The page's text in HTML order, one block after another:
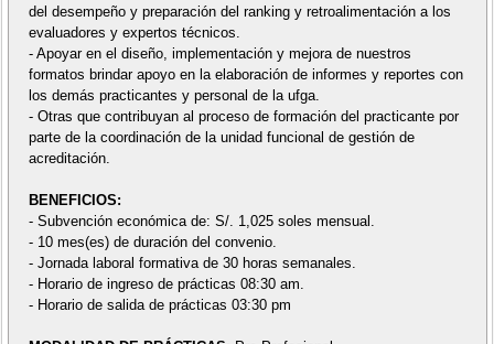
del desempeño y preparación del ranking y retroalimentación a los
evaluadores y expertos técnicos.
- Apoyar en el diseño, implementación y mejora de nuestros
formatos brindar apoyo en la elaboración de informes y reportes con
los demás practicantes y personal de la ufga.
- Otras que contribuyan al proceso de formación del practicante por
parte de la coordinación de la unidad funcional de gestión de
acreditación.
BENEFICIOS:
- Subvención económica de: S/. 1,025 soles mensual.
- 10 mes(es) de duración del convenio.
- Jornada laboral formativa de 30 horas semanales.
- Horario de ingreso de prácticas 08:30 am.
- Horario de salida de prácticas 03:30 pm